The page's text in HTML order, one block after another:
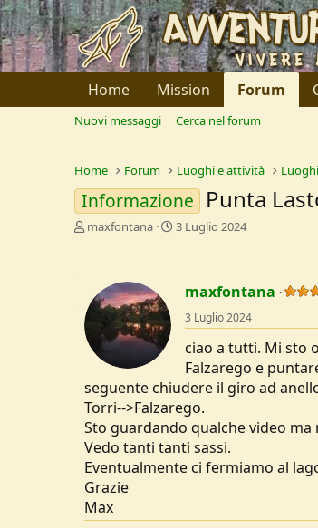
Home Mission Forum
Nuovi messaggi Cerca nel forum
Home Forum Luoghi e attività
Informazione Punta
C
o
e
D
s
c
u
s
s
i
o
n
e
maxfontana
D
i
o
3 Luglio 2024
maxfontana
3 Luglio 2024
ciao a tutti. Mi sto
Falzarego e
seguente chiudere il giro ad
Torri-->Falzarego.
Sto guardando qualche video
Vedo tanti tanti sassi.
Eventualmente ci fermiamo al
Grazie
Max